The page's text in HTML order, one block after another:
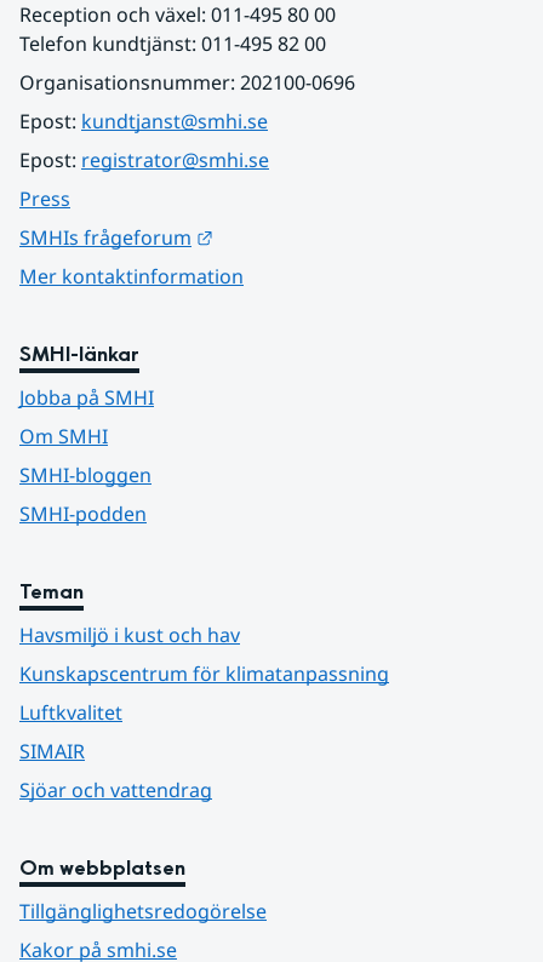
Reception och växel: 011-495 80 00
Telefon kundtjänst: 011-495 82 00
Organisationsnummer: 202100-0696
Epost: kundtjanst@smhi.se
Epost: registrator@smhi.se
Press
SMHIs frågeforum
Mer kontaktinformation
SMHI-länkar
Jobba på SMHI
Om SMHI
SMHI-bloggen
SMHI-podden
Teman
Havsmiljö i kust och hav
Kunskapscentrum för klimatanpassning
Luftkvalitet
SIMAIR
Sjöar och vattendrag
Om webbplatsen
Tillgänglighetsredogörelse
Kakor på smhi.se